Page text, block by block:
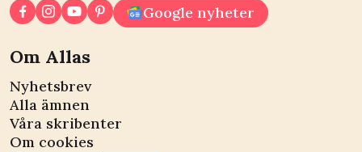
Google nyheter
Om Allas
Nyhetsbrev
Alla ämnen
Våra skribenter
Om cookies